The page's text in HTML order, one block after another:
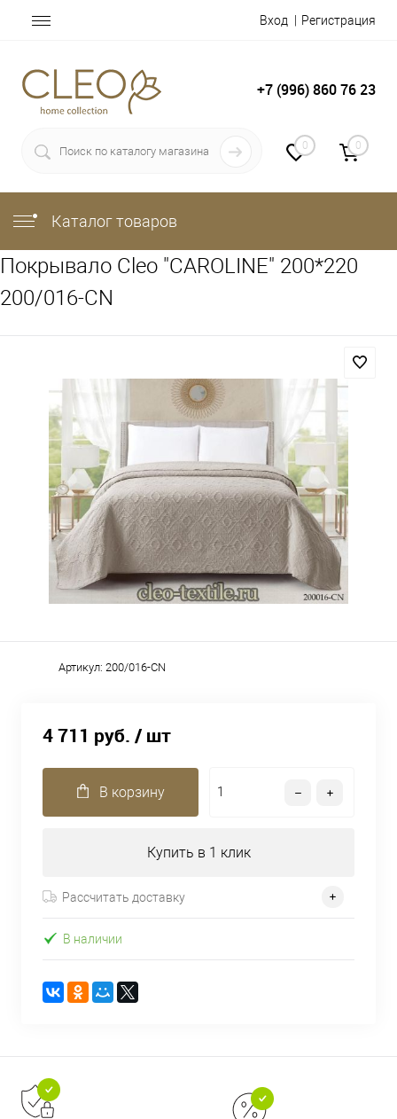
Вход Регистрация
+7 (996) 860 76 23
0 0
Каталог товаров
Покрывало Cleo "CAROLINE" 200*220
200/016-CN
Артикул: 200/016-CN
4 711 руб. / шт
В корзину
Купить в 1 клик
Рассчитать доставку
В наличии